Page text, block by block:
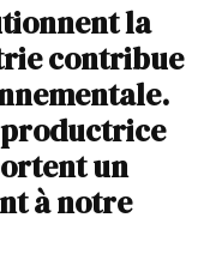
la
contribue
un
à notre